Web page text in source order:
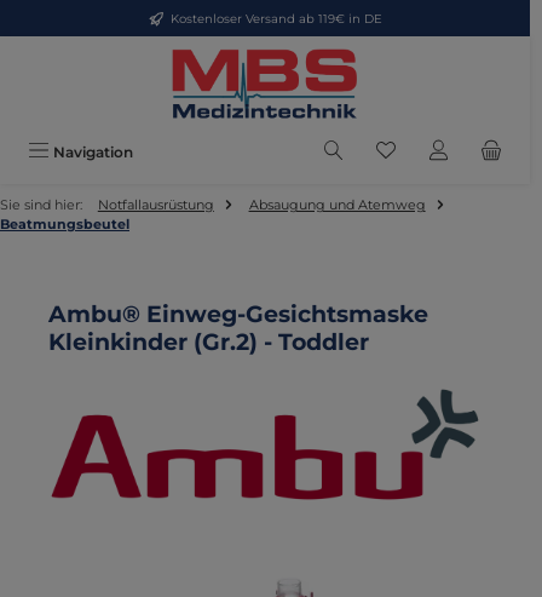
Zum Hauptinhalt springenKostenloser Versand ab 119€ in DE
Navigation Du hast 0
Sie sind hier: Notfallausrüstung
Absaugung und Atemweg
Beatmungsbeutel
Ambu® Einweg-Gesichtsmaske
Kleinkinder (Gr.2) - Toddler